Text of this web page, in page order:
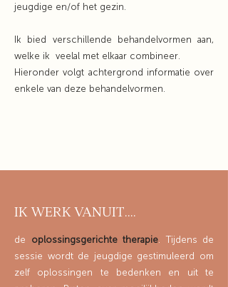
jeugdige en/of het gezin.
Ik bied verschillende behandelvormen aan,
welke ik veelal met elkaar combineer.
Hieronder volgt achtergrond informatie over
enkele van deze behandelvormen.
IK WERK VANUIT....
de oplossingsgerichte therapie. Tijdens de
sessie wordt de jeugdige gestimuleerd om
zelf oplossingen te bedenken en uit te